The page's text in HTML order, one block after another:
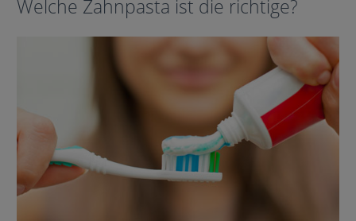
Welche Zahnpasta ist die richtige?